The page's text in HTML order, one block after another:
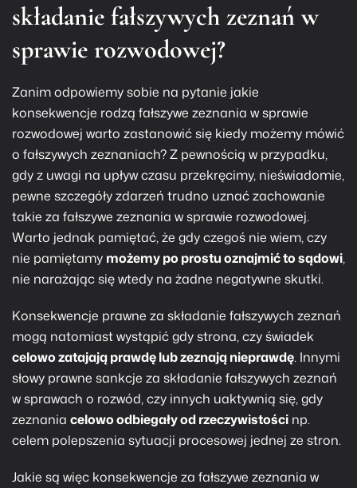
składanie fałszywych zeznań w
sprawie rozwodowej?
Zanim odpowiemy sobie na pytanie jakie
konsekwencje rodzą fałszywe zeznania w sprawie
rozwodowej warto zastanowić się kiedy możemy mówić
o fałszywych zeznaniach? Z pewnością w przypadku,
gdy z uwagi na upływ czasu przekręcimy, nieświadomie,
pewne szczegóły zdarzeń trudno uznać zachowanie
takie za fałszywe zeznania w sprawie rozwodowej.
Warto jednak pamiętać, że gdy czegoś nie wiem, czy
nie pamiętamy możemy po prostu oznajmić to sądowi,
nie narażając się wtedy na żadne negatywne skutki.
Konsekwencje prawne za składanie fałszywych zeznań
mogą natomiast wystąpić gdy strona, czy świadek
celowo zatajają prawdę lub zeznają nieprawdę. Innymi
słowy prawne sankcje za składanie fałszywych zeznań
w sprawach o rozwód, czy innych uaktywnią się, gdy
zeznania celowo odbiegały od rzeczywistości np.
celem polepszenia sytuacji procesowej jednej ze stron.
Jakie są więc konsekwencje za fałszywe zeznania w